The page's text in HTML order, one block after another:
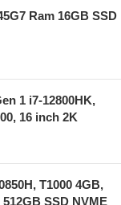
Ram 16GB SSD
1 i7-12800HK,
16 inch 2K
T1000 4GB,
SSD NVME